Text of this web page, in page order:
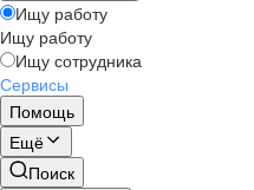
Ищу работу
Ищу работу
Ищу сотрудника
Сервисы
Помощь
Ещё
Поиск